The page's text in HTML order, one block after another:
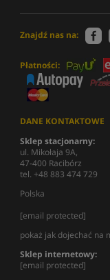
Znajdź nas na:
Płatności:
DANE KONTAKTOWE
Sklep stacjonarny:
ul. Mikołaja 9A,
47-400 Racibórz
tel. +48 883 474 729
Polska
[email protected]
pokaż jak dojechać na
Sklep internetowy:
[email protected]